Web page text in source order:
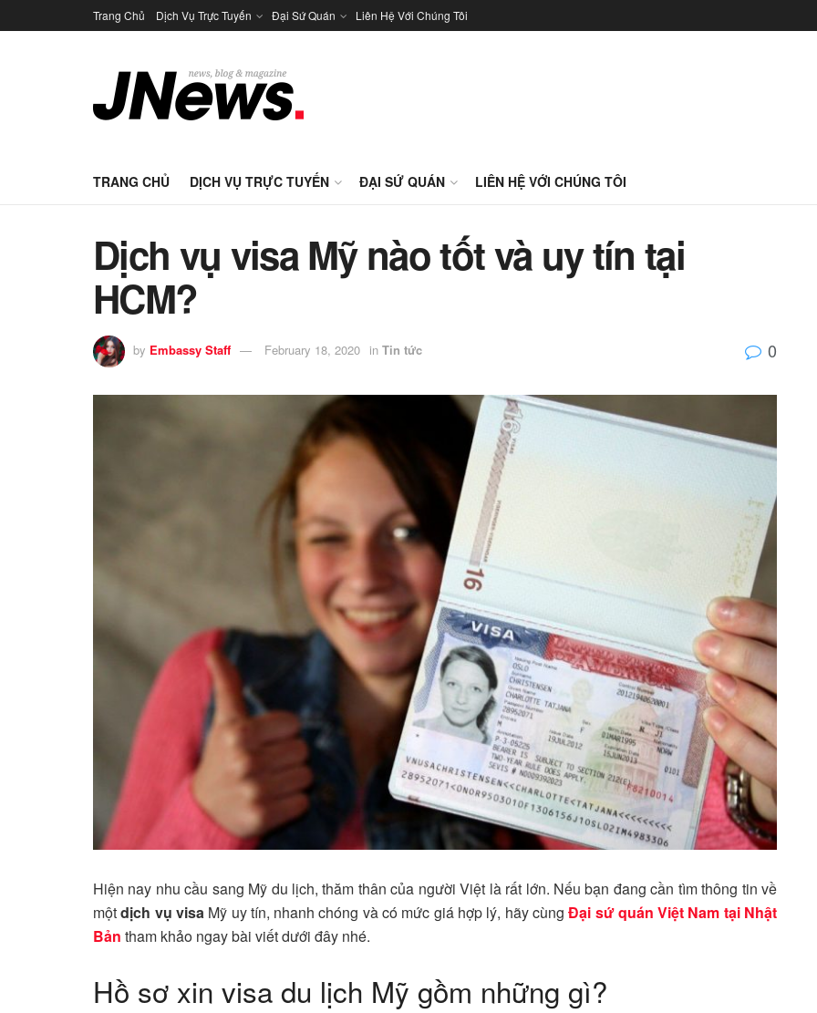
Trang Chủ Dịch Vụ Trực Tuyến Đại Sứ Quán Liên Hệ Với Chúng Tôi
TRANG CHỦ DỊCH VỤ TRỰC TUYẾN ĐẠI SỨ QUÁN LIÊN HỆ VỚI CHÚNG TÔI
Dịch vụ visa Mỹ nào tốt và uy tín tại
HCM?
by Embassy Staff February 18, 2020 in Tin tức 0
Hiện nay nhu cầu sang Mỹ du lịch, thăm thân của người Việt là rất lớn. Nếu bạn đang cần tìm thông tin về
mộtdịch vụ visa Mỹ uy tín, nhanh chóng và có mức giá hợp lý, hãy cùngĐại sứ quán Việt Nam tại Nhật
Bản tham khảo ngay bài viết dưới đây nhé.
Hồ sơ xin visa du lịch Mỹ gồm những gì?